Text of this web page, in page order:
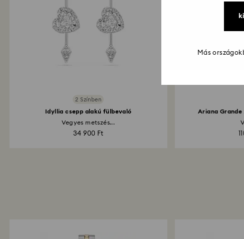
2 Színben
Idyllia csepp alakú fülbevaló
Vegyes metszés...
34 900 Ft
Ariana
Más